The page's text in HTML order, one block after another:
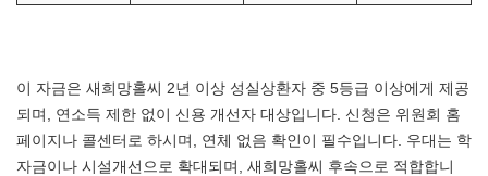
이 자금은 새희망홀씨 2년 이상 성실상환자 중 5등급 이상에게 제공
되며, 연소득 제한 없이 신용 개선자 대상입니다. 신청은 위원회 홈
페이지나 콜센터로 하시며, 연체 없음 확인이 필수입니다. 우대는 학
자금이나 시설개선으로 확대되며, 새희망홀씨 후속으로 적합합니